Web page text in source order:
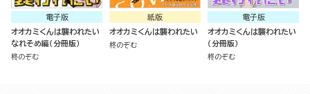
電子版
オオカミくんは襲われたい
なれそめ編（分冊版）
柊のぞむ
紙版
オオカミくんは襲われたい
柊のぞむ
電子版
オオカミくんは襲われたい
（分冊版）
柊のぞむ